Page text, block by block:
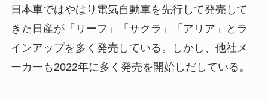
日本車ではやはり電気自動車を先行して発売して
きた日産が「リーフ」「サクラ」「アリア」とラ
インアップを多く発売している。しかし、他社メ
ーカーも2022年に多く発売を開始しだしている。